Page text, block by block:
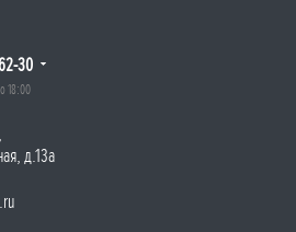
30
18:00
д.13а